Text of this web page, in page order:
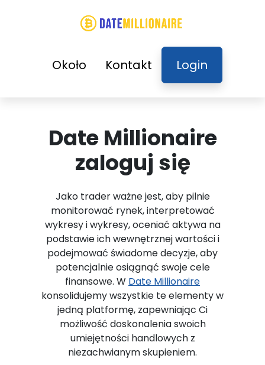
Około Kontakt Login
Date Millionaire
zaloguj się
Jako trader ważne jest, aby pilnie
monitorować rynek, interpretować
wykresy i wykresy, oceniać aktywa na
podstawie ich wewnętrznej wartości i
podejmować świadome decyzje, aby
potencjalnie osiągnąć swoje cele
finansowe. W Date Millionaire
konsolidujemy wszystkie te elementy w
jedną platformę, zapewniając Ci
możliwość doskonalenia swoich
umiejętności handlowych z
niezachwianym skupieniem.